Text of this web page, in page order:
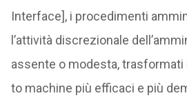
Interface], i procedimenti
l’attività discrezionale
assente o modesta,
to machine più efficaci e più